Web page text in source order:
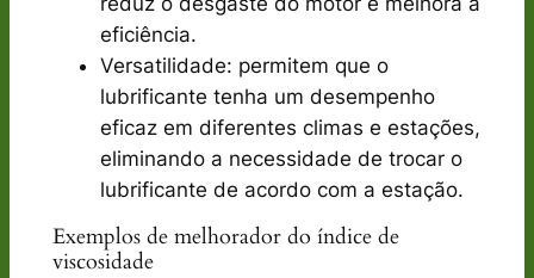
eficiência.
Versatilidade: permitem que o
lubrificante tenha um desempenho
eficaz em diferentes climas e estações,
eliminando a necessidade de trocar o
lubrificante de acordo com a estação.
Exemplos de melhorador do índice de
viscosidade